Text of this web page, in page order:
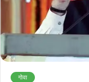
गोवा